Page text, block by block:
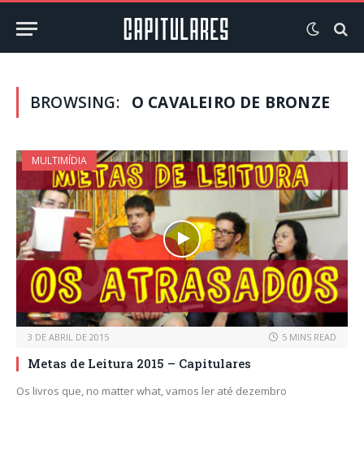
BROWSING: O CAVALEIRO DE BRONZE
MULTIMÍDIA
3 DE ABRIL DE 2015 5 MINS READ
Metas de Leitura 2015 – Capitulares
Os livros que, no matter what, vamos ler até dezembro